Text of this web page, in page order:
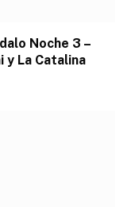
Noche 3 –
y La Catalina